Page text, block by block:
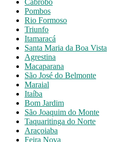
Cabrobó
Pombos
Rio Formoso
Triunfo
Itamaracá
Santa Maria da Boa Vista
Agrestina
Macaparana
São José do Belmonte
Maraial
Itaíba
Bom Jardim
São Joaquim do Monte
Taquaritinga do Norte
Araçoiaba
Feira Nova